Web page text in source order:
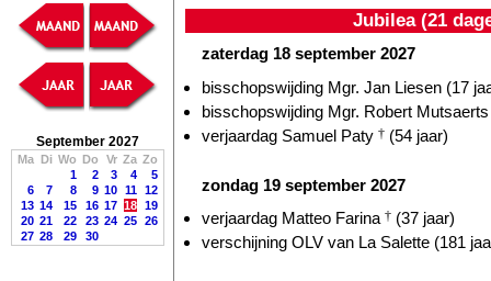
September 2027
Ma Di Wo Do Vr Za Zo
1
2 3 4
5
6
7 8 9 10 11 12
13 14 15 16 17 18 19
20 21 22 23 24 25 26
27 28 29 30
Jubilea (21
zaterdag 18 september 2027
bisschopswijding Mgr. Jan Liesen (17
bisschopswijding Mgr. Robert
verjaardag Samuel Paty † (54 jaar)
zondag 19 september 2027
verjaardag Matteo Farina † (37 jaar)
verschijning OLV van La Salette (181